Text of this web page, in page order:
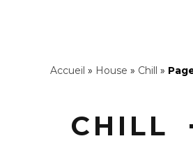
Accueil » House » Chill »
CHILL